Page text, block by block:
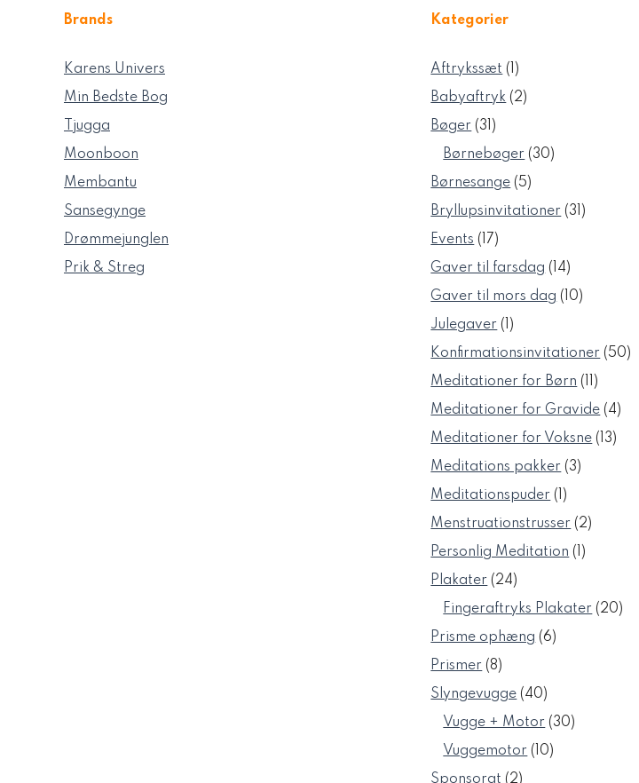
Brands
Karens Univers
Min Bedste Bog
Tjugga
Moonboon
Membantu
Sansegynge
Drømmejunglen
Prik & Streg
Kategorier
Aftrykssæt
1
vare
Babyaftryk 22
Bøger 31 31
Børnebøger 3030
Børnesange 55
varer
Bryllupsinvitationer 31 31
Events 1717
varer
Gaver til farsdag 1414
varer
Gaver til mors dag 1010
Julegaver
1
vare
Konfirmationsinvitationer 5050
Meditationer for Børn
11
varer
Meditationer for Gravide 44
Meditationer for Voksne 1313
Meditations pakker 33
Meditationspuder
1
vare
Menstruationstrusser 22
Personlig Meditation
1
Plakater 2424
varer
Fingeraftryks Plakater 2020
Prisme ophæng 66
Prismer 88
varer
Slyngevugge 4040
varer
Vugge + Motor 3030
Vuggemotor 1010
Sponsorat 22